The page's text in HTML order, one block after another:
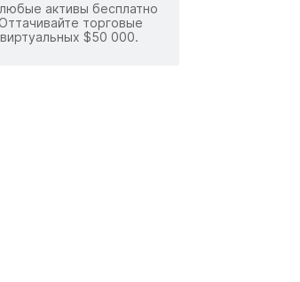
активы бесплатно
торговые
$50 000.